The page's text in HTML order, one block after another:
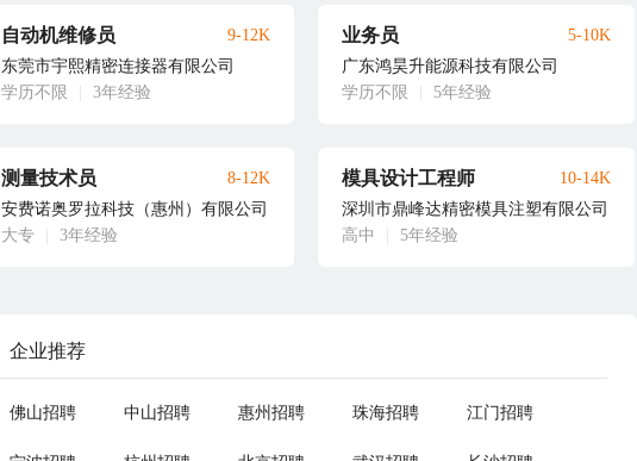
自动机维修员
东莞市宇熙精密连接器有限公司
学历不限
3年经验
9-12K 业务员
广东鸿昊升能源科技有限公司
学历不限
5年经验
5-10K
测量技术员
安费诺奥罗拉科技（惠州）有限公司
大专
3年经验
8-12K 模具设计工程师
深圳市鼎峰达精密模具注塑有限公司
高中
5年经验
10-14K
企业推荐
佛山招聘 中山招聘 惠州招聘 珠海招聘 江门招聘